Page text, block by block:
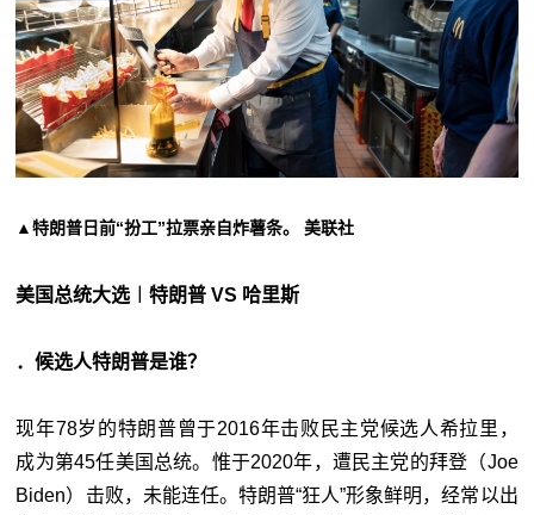
▲特朗普日前“扮工”拉票亲自炸薯条。 美联社
美国总统大选︱特朗普 VS 哈里斯
．候选人特朗普是谁？
现年78岁的特朗普曾于2016年击败民主党候选人希拉里，
成为第45任美国总统。惟于2020年，遭民主党的拜登（Joe
Biden）击败，未能连任。特朗普“狂人”形象鲜明，经常以出